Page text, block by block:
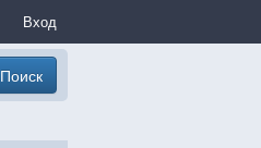
Вход
Поиск